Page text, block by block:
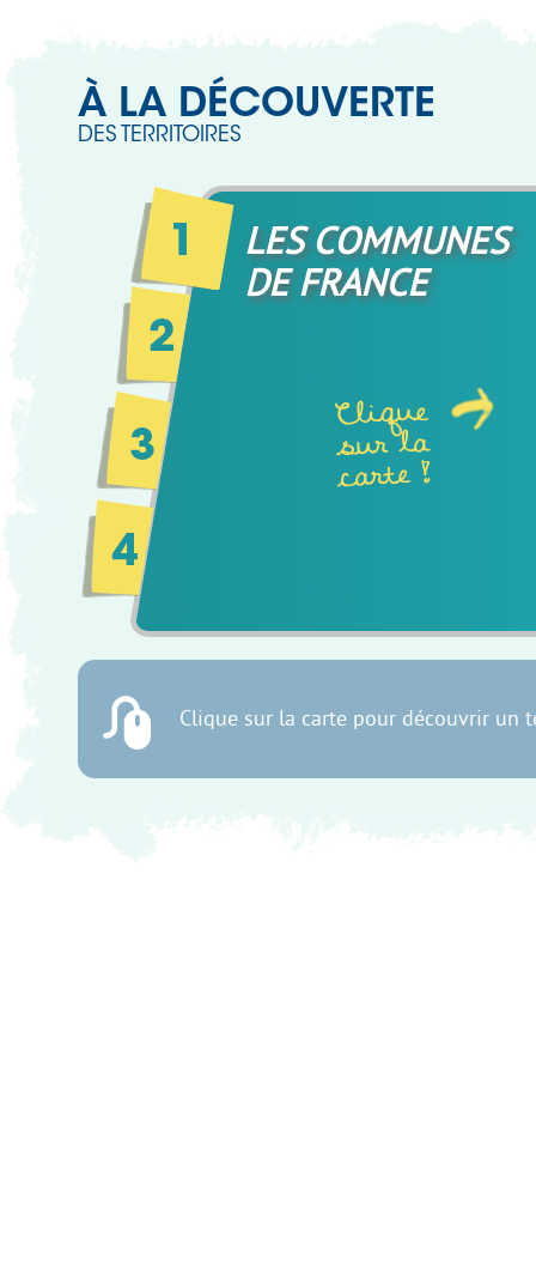
À LA DÉCOUVERTE
DES TERRITOIRES
LES COMMUNES
DE FRANCE
Clique sur la carte pour découvrir un